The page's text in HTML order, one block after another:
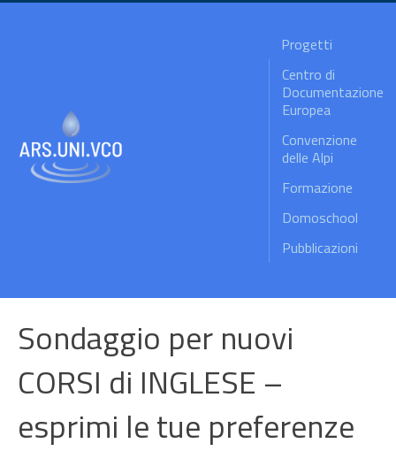
Progetti
Centro di
Documentazione
Europea
Convenzione
delle Alpi
Formazione
Domoschool
Pubblicazioni
Sondaggio per nuovi
CORSI di INGLESE –
esprimi le tue preferenze